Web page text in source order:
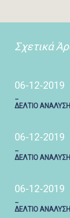
Σχετικά
06-12-2019
ΔΕΛΤΙΟ
06-12-2019
ΔΕΛΤΙΟ
06-12-2019
ΔΕΛΤΙΟ